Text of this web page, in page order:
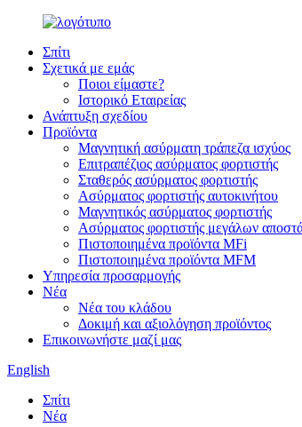
Σπίτι
Σχετικά με εμάς
Ποιοι είμαστε?
Ιστορικό Εταιρείας
Ανάπτυξη σχεδίου
Προϊόντα
Μαγνητική ασύρματη τράπεζα ισχύος
Επιτραπέζιος ασύρματος φορτιστής
Σταθερός ασύρματος φορτιστής
Ασύρματος φορτιστής αυτοκινήτου
Μαγνητικός ασύρματος φορτιστής
Ασύρματος φορτιστής μεγάλων
Πιστοποιημένα προϊόντα MFi
Πιστοποιημένα προϊόντα MFM
Υπηρεσία προσαρμογής
Νέα
Νέα του κλάδου
Δοκιμή και αξιολόγηση προϊόντος
Επικοινωνήστε μαζί μας
English
Σπίτι
Νέα